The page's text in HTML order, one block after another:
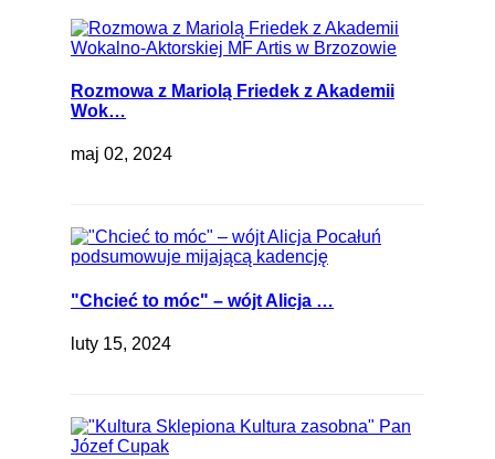
Rozmowa z Mariolą Friedek z Akademii
Wok…
maj 02, 2024
"Chcieć to móc" – wójt Alicja …
luty 15, 2024